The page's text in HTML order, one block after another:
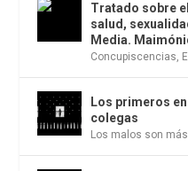
Tratado sobre
salud,
Media.
Concupiscencias,
Los primeros
colegas
Los malos son